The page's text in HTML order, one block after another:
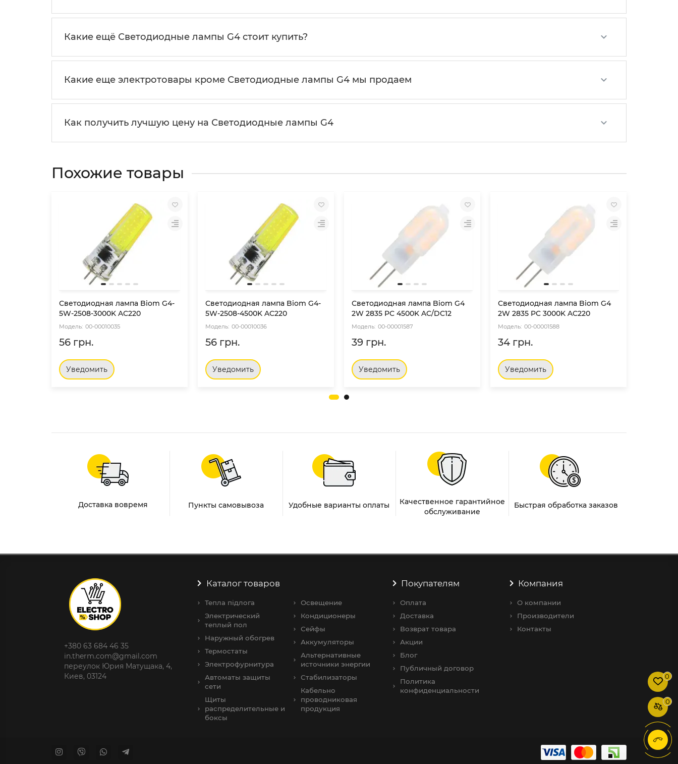
Какие ещё Светодиодные лампы G4 стоит купить?
Какие еще электротовары кроме Светодиодные лампы G4 мы продаем
Как получить лучшую цену на Светодиодные лампы G4
Похожие товары
Светодиодная лампа Biom G4-
5W-2508-3000K AC220
00-00010035
56 грн.
Уведомить
Светодиодная лампа Biom G4-
5W-2508-4500K AC220
00-00010036
56 грн.
Уведомить
Светодиодная лампа Biom G4
2W 2835 PC 4500K AC/DC12
00-00001587
39 грн.
Уведомить
Светодиодная лампа Biom G4
2W 2835 PC 3000K AC220
00-00001588
34 грн.
Уведомить
Доставка вовремя Пункты самовывоза Удобные варианты оплаты
Качественное гарантийное
обслуживание
Быстрая обработка заказов
+380 63 684 46 35
in.therm.com@gmail.com
переулок Юрия Матущака, 4,
Киев, 03124
Каталог товаров
Тепла підлога
Электрический
теплый пол
Наружный обогрев
Термостаты
Электрофурнитура
Автоматы защиты
сети
Щиты
распределительные и
боксы
Освещение
Кондиционеры
Сейфы
Аккумуляторы
Альтернативные
источники энергии
Стабилизаторы
Кабельно
проводниковая
продукция
Покупателям
Оплата
Доставка
Возврат товара
Акции
Блог
Публичный договор
Политика
конфиденциальности
Компания
О компании
Производители
Контакты
0
0